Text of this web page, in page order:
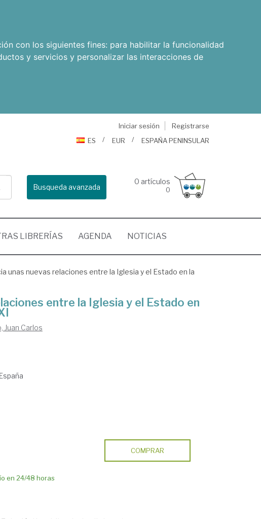
con los siguientes fines: para habilitar la funcionalidad
y servicios y personalizar las interacciones de
Iniciar sesión
Registrarse
ES
EUR ESPAÑA PENINSULAR
Busqueda avanzada
0 artículos
0
LIBRERÍAS AGENDA NOTICIAS
unas nuevas relaciones entre la Iglesia y el Estado en la
entre la Iglesia y el Estado en
Juan Carlos
en 24/48 horas
COMPRAR